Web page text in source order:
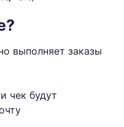
выполняет заказы
чек будут